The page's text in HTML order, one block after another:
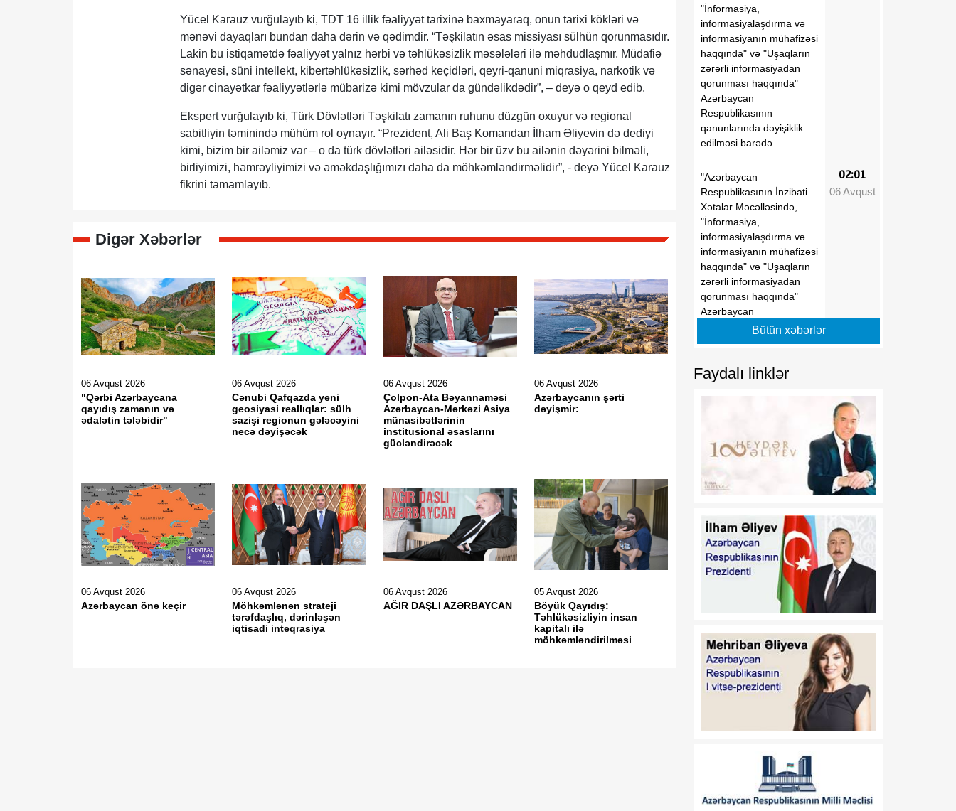
Yücel Karauz vurğulayıb ki, TDT 16 illik fəaliyyət tarixinə baxmayaraq, onun tarixi kökləri və
mənəvi dayaqları bundan daha dərin və qədimdir. “Təşkilatın əsas missiyası sülhün qorunmasıdır.
Lakin bu istiqamətdə fəaliyyət yalnız hərbi və təhlükəsizlik məsələləri ilə məhdudlaşmır. Müdafiə
sənayesi, süni intellekt, kibertəhlükəsizlik, sərhəd keçidləri, qeyri-qanuni miqrasiya, narkotik və
digər cinayətkar fəaliyyətlərlə mübarizə kimi mövzular da gündəlikdədir”, – deyə o qeyd edib.
Ekspert vurğulayıb ki, Türk Dövlətləri Təşkilatı zamanın ruhunu düzgün oxuyur və regional
sabitliyin təminində mühüm rol oynayır. “Prezident, Ali Baş Komandan İlham Əliyevin də dediyi
kimi, bizim bir ailəmiz var – o da türk dövlətləri ailəsidir. Hər bir üzv bu ailənin dəyərini bilməli,
birliyimizi, həmrəyliyimizi və əməkdaşlığımızı daha da möhkəmləndirməlidir”, - deyə Yücel Karauz
fikrini tamamlayıb.
Digər Xəbərlər
06 Avqust 2026
"Qərbi Azərbaycana
qayıdış zamanın və
ədalətin tələbidir"
06 Avqust 2026
Cənubi Qafqazda yeni
geosiyasi reallıqlar: sülh
sazişi regionun gələcəyini
necə dəyişəcək
06 Avqust 2026
Çolpon-Ata Bəyannaməsi
Azərbaycan-Mərkəzi Asiya
münasibətlərinin
institusional əsaslarını
gücləndirəcək
06 Avqust 2026
Azərbaycanın şərti
dəyişmir:
06 Avqust 2026
Azərbaycan önə keçir
06 Avqust 2026
Möhkəmlənən strateji
tərəfdaşlıq, dərinləşən
iqtisadi inteqrasiya
06 Avqust 2026
AĞIR DAŞLI AZƏRBAYCAN
05 Avqust 2026
Böyük Qayıdış:
Təhlükəsizliyin insan
kapitalı ilə
möhkəmləndirilməsi
"İnformasiya,
informasiyalaşdırma və
informasiyanın mühafizəsi
haqqında" və "Uşaqların
zərərli informasiyadan
qorunması haqqında"
Azərbaycan
Respublikasının
qanunlarında dəyişiklik
edilməsi barədə
"Azərbaycan
Respublikasının İnzibati
Xətalar Məcəlləsində,
"İnformasiya,
informasiyalaşdırma və
informasiyanın mühafizəsi
haqqında" və "Uşaqların
zərərli informasiyadan
qorunması haqqında"
Azərbaycan
Respublikasının
Azərbaycan
Respublikasının 2026-cı il
Azərbaycan Respublikası
Prezidentinin bəzi
edilməsi haqqında
02:01
06 Avqust
Azərbaycan Respublikası
Prezidentinin "Dövlət
əmlakının qorunub
saxlanılması və səmərəli
istifadə edilməsinin
haqqında" 2007-ci il 6 iyun
"Azərbaycan Respublikası
İqtisadiyyat Nazirliyinin
fəaliyyətinin təmin edilməsi
və "Azərbaycan
haqqında Əsasnamə"nin
Respublikası İqtisadiyyat
Nazirliyinin fəaliyyətinin
təmin edilməsi və
"Azərbaycan Respublikası
01:59
06 Avqust
Bütün xəbərlər
Faydalı linklər